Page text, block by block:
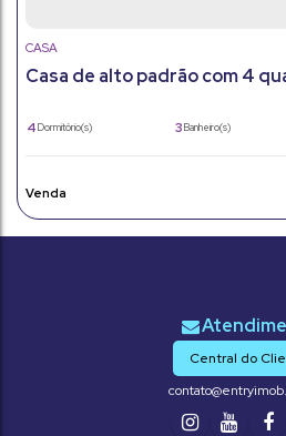
Casa de alto padrão com 4
CASA
4Dormitório(s) 3Banheiro(s)
Central do